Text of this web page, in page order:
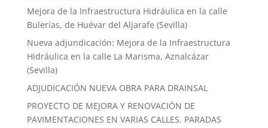
Mejora de la Infraestructura Hidráulica en la calle
Bulerías, de Huévar del Aljarafe (Sevilla)
Nueva adjundicación: Mejora de la Infraestructura
Hidráulica en la calle La Marisma, Aznalcázar
(Sevilla)
ADJUDICACIÓN NUEVA OBRA PARA DRAINSAL
PROYECTO DE MEJORA Y RENOVACIÓN DE
PAVIMENTACIONES EN VARIAS CALLES. PARADAS